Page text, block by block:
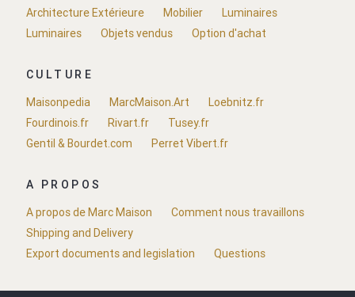
Architecture Extérieure
Mobilier
Luminaires
Luminaires
Objets vendus Option d'achat
CULTURE
Maisonpedia
MarcMaison.Art
Loebnitz.fr
Fourdinois.fr
Rivart.fr
Tusey.fr
Gentil & Bourdet.com
Perret Vibert.fr
A PROPOS
A propos de Marc Maison
Comment nous travaillons
Shipping and Delivery
Export documents and legislation
Questions